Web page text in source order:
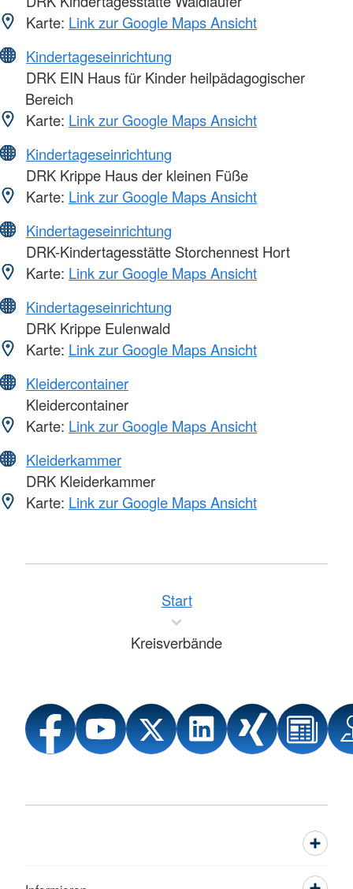
Karte: Link zur Google Maps Ansicht
Kindertageseinrichtung
DRK EIN Haus für Kinder heilpädagogischer
Bereich
Karte: Link zur Google Maps Ansicht
Kindertageseinrichtung
DRK Krippe Haus der kleinen Füße
Karte: Link zur Google Maps Ansicht
Kindertageseinrichtung
DRK-Kindertagesstätte Storchennest Hort
Karte: Link zur Google Maps Ansicht
Kindertageseinrichtung
DRK Krippe Eulenwald
Karte: Link zur Google Maps Ansicht
Kleidercontainer
Kleidercontainer
Karte: Link zur Google Maps Ansicht
Kleiderkammer
DRK Kleiderkammer
Karte: Link zur Google Maps Ansicht
Start
Kreisverbände